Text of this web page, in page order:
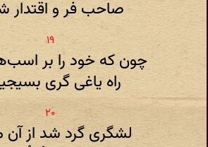
صاحب فر و اقتدار
چون که خود را بر
راه یاغی گری
لشگری گرد شد از آن